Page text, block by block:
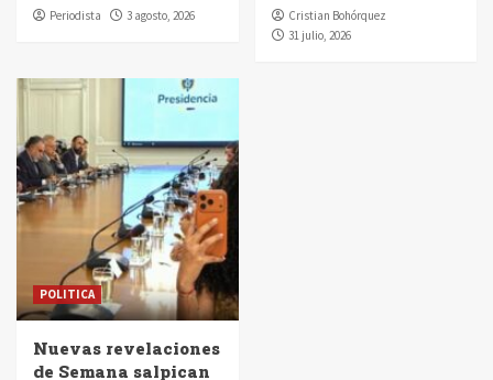
Periodista 3 agosto, 2026
Cristian Bohórquez
31 julio, 2026
POLITICA
Nuevas revelaciones
de Semana salpican